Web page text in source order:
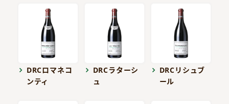
DRCロマネコ
ンティ
DRCラターシ
ュ
DRCリシュブ
ール